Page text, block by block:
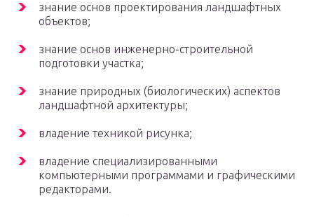
знание основ проектирования ландшафтных
объектов;
знание основ инженерно-строительной
подготовки участка;
знание природных (биологических) аспектов
ландшафтной архитектуры;
владение техникой рисунка;
владение специализированными
компьютерными программами и графическими
редакторами.